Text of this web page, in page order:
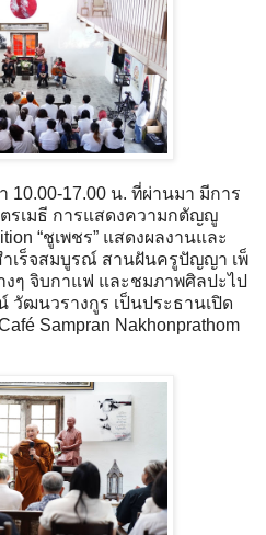
10.00-17.00 น. ที่ผ่านมา มีการ
รเมธี การแสดงความกตัญญู
“ชูเพชร” แสดงผลงานและ
เร็จสมบูรณ์ สานฝันครูปัญญา เพ็
ๆ จิบกาแฟ และชมภาพศิลปะไป
ฒนวรางกูร เป็นประธานเปิด
Sampran Nakhonprathom